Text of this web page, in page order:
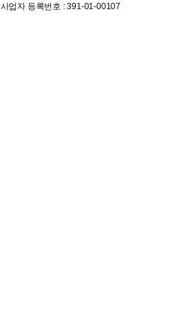
사업자 등록번호 : 391-01-00107